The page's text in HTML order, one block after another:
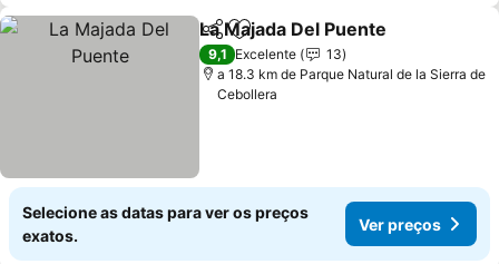
PartilharAdicionar aos favoritos
La Majada Del Puente
9,1 Excelente
13
a 18.3 km de Parque Natural de la Sierra de
Cebollera
Selecione as datas para ver os preços
exatos.
Ver preços